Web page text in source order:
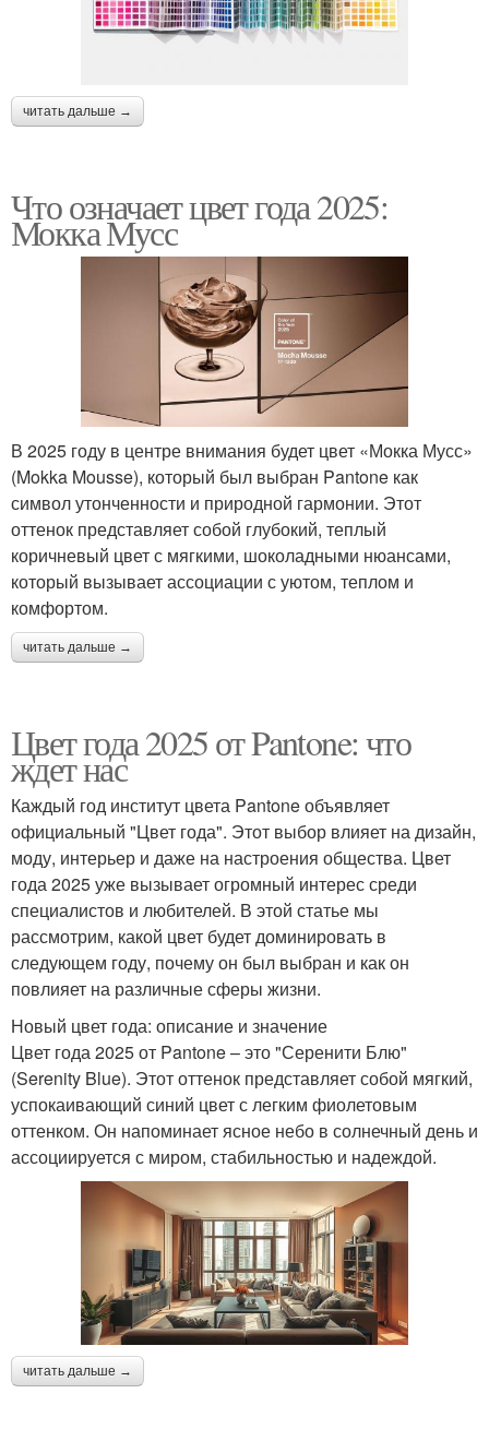
читать дальше →
Что означает цвет года 2025:
Мокка Мусс
В 2025 году в центре внимания будет цвет «Мокка Мусс»
(Mokka Mousse), который был выбран Pantone как
символ утонченности и природной гармонии. Этот
оттенок представляет собой глубокий, теплый
коричневый цвет с мягкими, шоколадными нюансами,
который вызывает ассоциации с уютом, теплом и
комфортом.
читать дальше →
Цвет года 2025 от Pantone: что
ждет нас
Каждый год институт цвета Pantone объявляет
официальный "Цвет года". Этот выбор влияет на дизайн,
моду, интерьер и даже на настроения общества. Цвет
года 2025 уже вызывает огромный интерес среди
специалистов и любителей. В этой статье мы
рассмотрим, какой цвет будет доминировать в
следующем году, почему он был выбран и как он
повлияет на различные сферы жизни.
Новый цвет года: описание и значение
Цвет года 2025 от Pantone – это "Серенити Блю"
(Serenity Blue). Этот оттенок представляет собой мягкий,
успокаивающий синий цвет с легким фиолетовым
оттенком. Он напоминает ясное небо в солнечный день и
ассоциируется с миром, стабильностью и надеждой.
читать дальше →